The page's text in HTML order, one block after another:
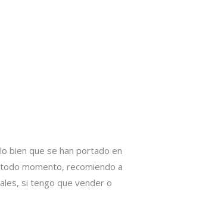
bien que se han portado en
momento, recomiendo a
si tengo que vender o